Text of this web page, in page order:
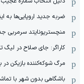
ضربه جدید اروپایی‌ها به
منچستریونایتد سرمربی
کاراگر: جای صلاح در لیگ
مرگ شوکه‌کننده بازیکن در
باشگاهی بدون شهر با